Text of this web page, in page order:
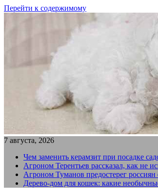
Перейти к содержимому
7 августа, 2026
Чем заменить керамзит при посадке
Агроном Терентьев рассказал, как не
Агроном Туманов предостерег россиян
Дерево-дом для кошек: какие